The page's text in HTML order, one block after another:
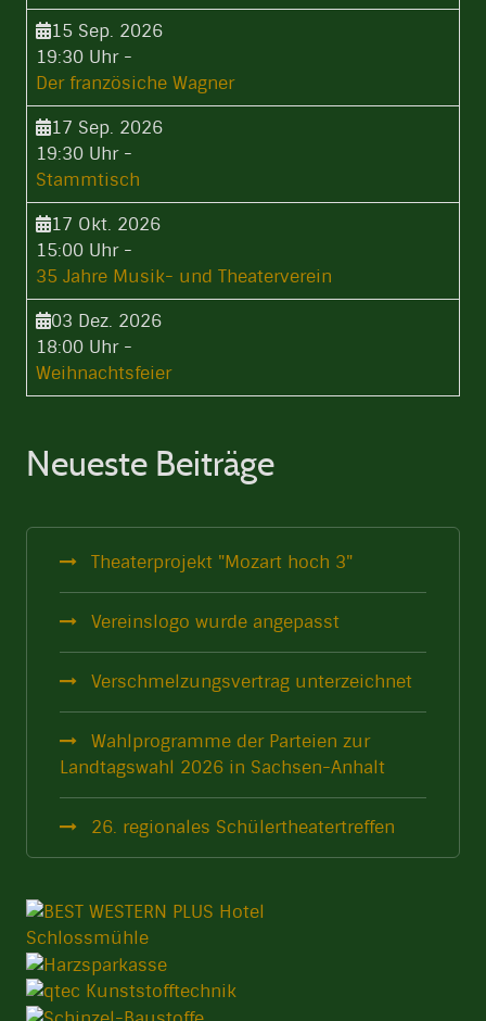
15 Sep. 2026
19:30 Uhr-
Der französiche Wagner
17 Sep. 2026
19:30 Uhr-
Stammtisch
17 Okt. 2026
15:00 Uhr-
35 Jahre Musik- und Theaterverein
03 Dez. 2026
18:00 Uhr-
Weihnachtsfeier
Neueste Beiträge
Theaterprojekt "Mozart hoch 3"
Vereinslogo wurde angepasst
Verschmelzungsvertrag unterzeichnet
Wahlprogramme der Parteien zur
Landtagswahl 2026 in Sachsen-Anhalt
26. regionales Schülertheatertreffen